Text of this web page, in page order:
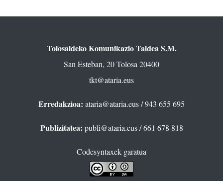
Tolosaldeko Komunikazio Taldea S.M.
San Esteban, 20 Tolosa 20400
tkt@ataria.eus
Erredakzioa: ataria@ataria.eus/ 943 655 695
Publizitatea: publi@ataria.eus/ 661 678 818
Codesyntaxek garatua